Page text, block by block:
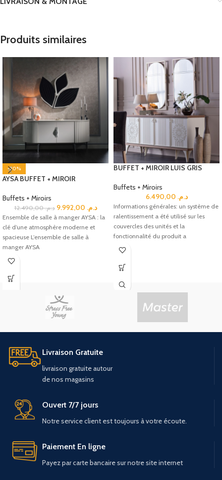
Produits similaires
-20%
AYSA BUFFET + MIROIR
Buffets + Miroirs
د.م.12.490,00 د.م.
Ensemble de salle à manger AYSA : la
clé d’une atmosphère moderne et
spacieuse L’ensemble de salle à
manger AYSA
BUFFET + MIROIR LUIS GRIS
Buffets + Miroirs
د.م.
Informations générales: un système de
ralentissement a été utilisé sur les
couvercles des unités et la
fonctionnalité du produit a
Livraison Gratuite
livraison gratuiteautour
denos magasins
Ouvert 7/7 jours
Notre service client est toujours à votre écoute.
Paiement En ligne
Payez par carte bancaire sur notre site internet